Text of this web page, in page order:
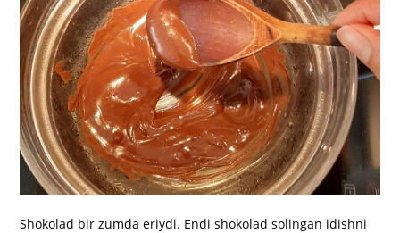
Shokolad bir zumda eriydi. Endi shokolad solingan idishni